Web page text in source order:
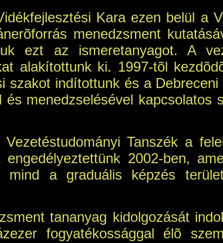
Kara ezen belül a
menedzsment
ezt az ismeretanyagot. A
alakítottunk ki. 1997-tõl
szakot indítottunk és a
menedzselésével kapcsolatos
Tanszék a
2002-ben,
mind a graduális képzés
tananyag kidolgozását
fogyatékossággal élõ